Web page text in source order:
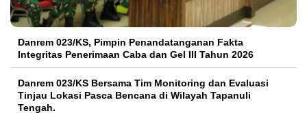
Danrem 023/KS, Pimpin Penandatanganan Fakta
Integritas Penerimaan Caba dan Gel III Tahun 2026
Danrem 023/KS Bersama Tim Monitoring dan Evaluasi
Tinjau Lokasi Pasca Bencana di Wilayah Tapanuli
Tengah.